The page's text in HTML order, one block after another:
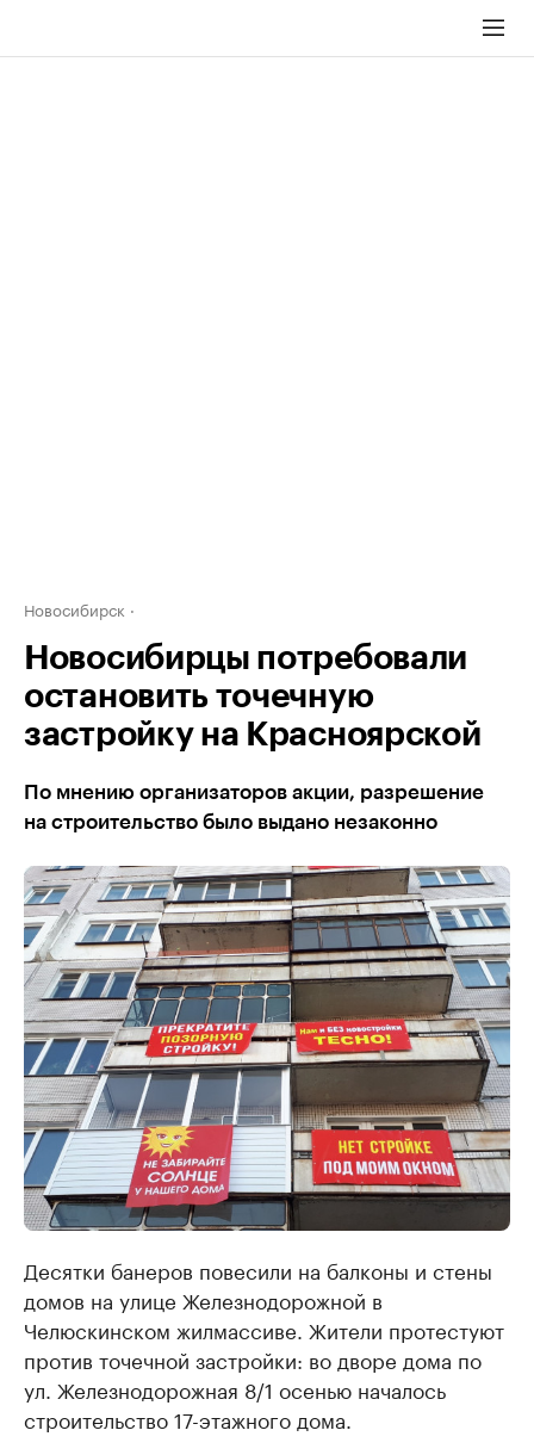
Новосибирск
Новосибирцы потребовали
остановить точечную
застройку на Красноярской
По мнению организаторов акции, разрешение
на строительство было выдано незаконно
Десятки банеров повесили на балконы и стены
домов на улице Железнодорожной в
Челюскинском жилмассиве. Жители протестуют
против точечной застройки: во дворе дома по
ул. Железнодорожная 8/1 осенью началось
строительство 17-этажного дома.